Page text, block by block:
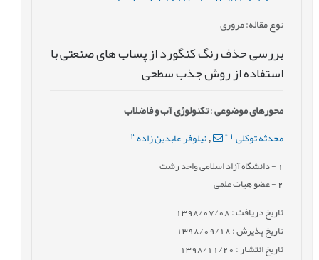
نوع مقاله: مروری
بررسی حذف رنگ کنگورد از پساب های صنعتی با
استفاده از روش جذب سطحی
محورهای موضوعی:تکنولوژی آب و فاضلاب
محدثه توکلی *
,نیلوفر عابدین زاده2
- دانشگاه آزاد اسلامی واحد رشت
2- عضو هیات علمی
تاریخ دریافت : 1398/07/08
تاریخ پذیرش : 1398/09/18
تاریخ انتشار : 1398/11/20